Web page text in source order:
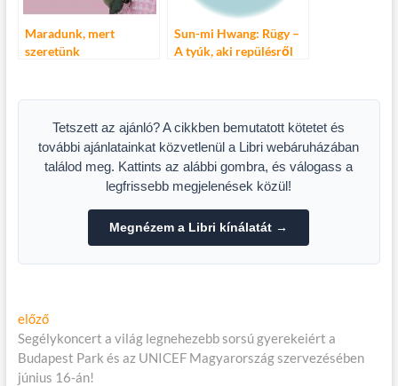
Maradunk, mert
szeretünk
Sun-mi Hwang: Rügy –
A tyúk, aki repülésről
Tetszett az ajánló? A cikkben bemutatott kötetet és
további ajánlatainkat közvetlenül a Libri webáruházában
találod meg. Kattints az alábbi gombra, és válogass a
legfrissebb megjelenések közül!
Megnézem a Libri kínálatát →
Bejegyzés
navigáció
előzőElőző
cikk:
Segélykoncert a világ legnehezebb sorsú gyerekeiért a
Budapest Park és az UNICEF Magyarország szervezésében
június 16-án!